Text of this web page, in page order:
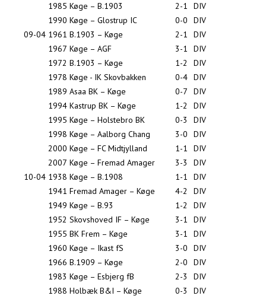
1985 Køge – B.1903 2-1
DIV
1990 Køge – Glostrup IC 0-0
DIV
09-04 1961 B.1903 – Køge 2-1
DIV
1967 Køge – AGF 3-1
DIV
1972 B.1903 – Køge 1-2
DIV
1978 Køge - IK Skovbakken 0-4 DIV
1989 Asaa BK – Køge 0-7
DIV
1994 Kastrup BK – Køge 1-2
DIV
1995 Køge – Holstebro BK 0-3
DIV
1998 Køge – Aalborg Chang 3-0
DIV
2000 Køge – FC Midtjylland 1-1
DIV
2007 Køge – Fremad Amager 3-3
DIV
10-04 1938 Køge – B.1908 1-1
DIV
1941 Fremad Amager – Køge 4-2
DIV
1949 Køge – B.93 1-2
DIV
1952 Skovshoved IF – Køge 3-1
DIV
1955 BK Frem – Køge 3-1
DIV
1960 Køge – Ikast fS 3-0
DIV
1966 B.1909 – Køge 2-0
DIV
1983 Køge – Esbjerg fB 2-3
DIV
1988 Holbæk B&I – Køge 0-3
DIV